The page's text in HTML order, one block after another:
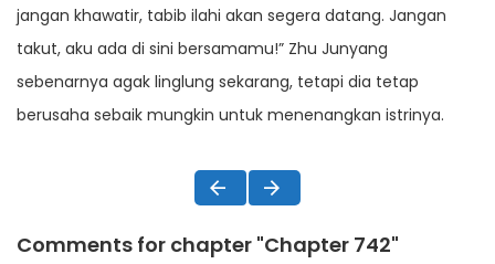
jangan khawatir, tabib ilahi akan segera datang. Jangan
takut, aku ada di sini bersamamu!” Zhu Junyang
sebenarnya agak linglung sekarang, tetapi dia tetap
berusaha sebaik mungkin untuk menenangkan istrinya.
Comments for chapter "Chapter 742"